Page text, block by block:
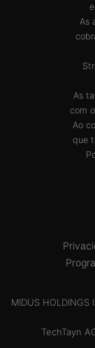
As
As
com
Ao
que
MIDUS
TechTayn